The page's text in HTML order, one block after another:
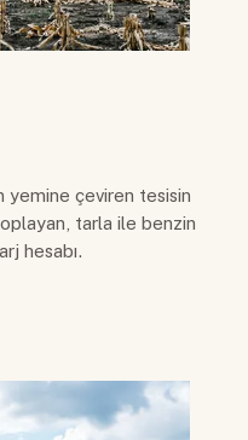
yemine çeviren tesisin
tarla ile benzin
hesabı.